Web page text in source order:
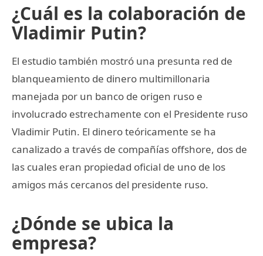
¿Cuál es la colaboración de
Vladimir Putin?
El estudio también mostró una presunta red de
blanqueamiento de dinero multimillonaria
manejada por un banco de origen ruso e
involucrado estrechamente con el Presidente ruso
Vladimir Putin. El dinero teóricamente se ha
canalizado a través de compañías offshore, dos de
las cuales eran propiedad oficial de uno de los
amigos más cercanos del presidente ruso.
¿Dónde se ubica la
empresa?